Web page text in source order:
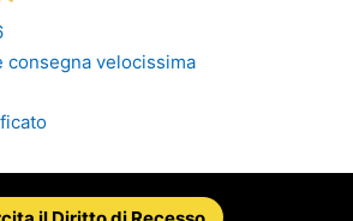
velocissima